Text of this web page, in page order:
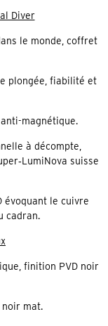
Diver
le monde, coffret
plongée, fiabilité et
magnétique.
à décompte,
suisse
évoquant le cuivre
cadran.
finition PVD noir
noir mat.